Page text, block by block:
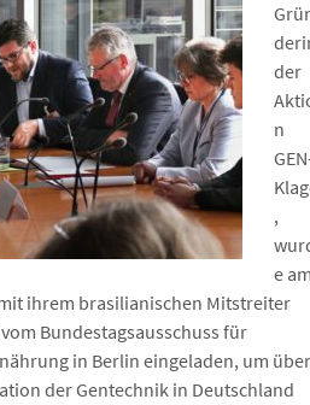
der
n
,
e am
ihrem brasilianischen Mitstreiter
Bundestagsausschuss für
in Berlin eingeladen, um über
der Gentechnik in Deutschland